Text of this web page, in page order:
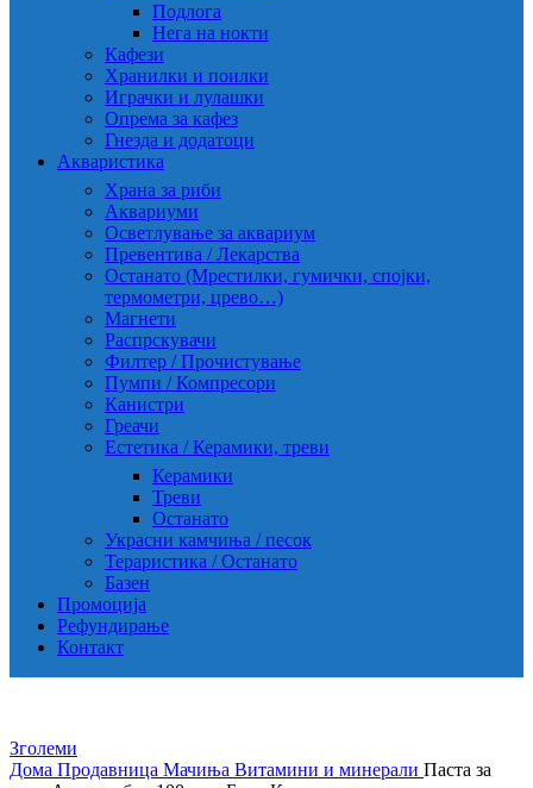
Подлога
Нега на нокти
Кафези
Хранилки и поилки
Играчки и лулашки
Опрема за кафез
Гнезда и додатоци
Акваристика
Храна за риби
Аквариуми
Осветлување за аквариум
Превентива / Лекарства
Останато (Мрестилки, гумички, спојки,
термометри, црево…)
Магнети
Распрскувачи
Филтер / Прочистување
Пумпи / Компресори
Канистри
Греачи
Естетика / Керамики, треви
Керамики
Треви
Останато
Украсни камчиња / песок
Тераристика / Останато
Базен
Промоција
Рефундирање
Контакт
Зголеми
Дома Продавница Мачиња Витамини и минерали Паста за